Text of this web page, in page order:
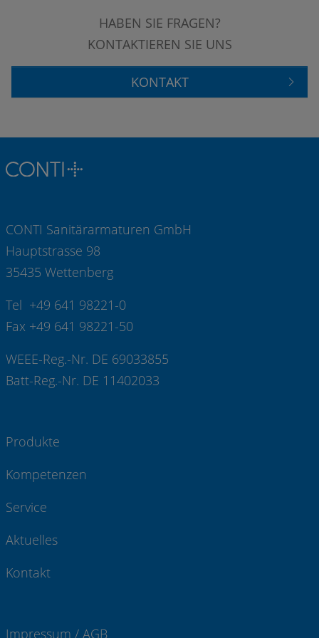
HABEN SIE FRAGEN?
KONTAKTIEREN SIE UNS
KONTAKT
CONTI Sanitärarmaturen GmbH
Hauptstrasse 98
35435 Wettenberg
Tel +49 641 98221-0
Fax +49 641 98221-50
WEEE-Reg.-Nr. DE 69033855
Batt-Reg.-Nr. DE 11402033
Produkte
Kompetenzen
Service
Aktuelles
Kontakt
Impressum / AGB